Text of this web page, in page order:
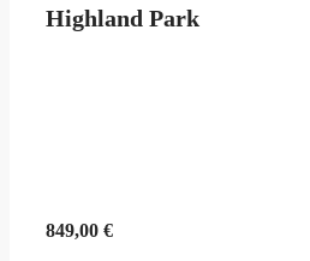
Highland Park
849,00 €